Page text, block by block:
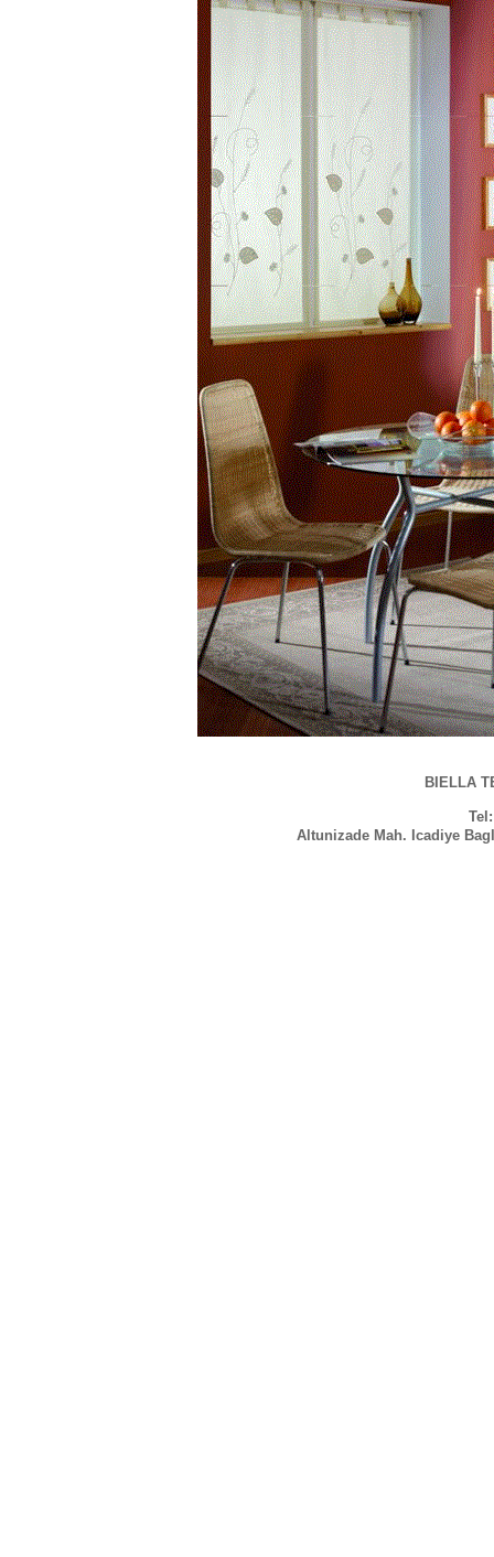
BIELLA
Altunizade Mah. Icadiye